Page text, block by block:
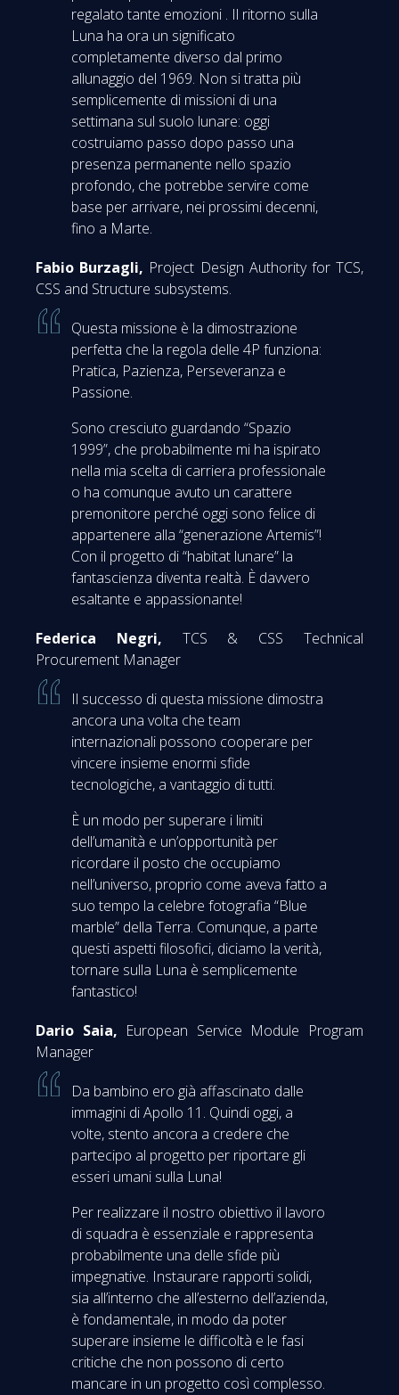
regalato tante emozioni . Il ritorno sulla
Luna ha ora un significato
completamente diverso dal primo
allunaggio del 1969. Non si tratta più
semplicemente di missioni di una
settimana sul suolo lunare: oggi
costruiamo passo dopo passo una
presenza permanente nello spazio
profondo, che potrebbe servire come
base per arrivare, nei prossimi decenni,
fino a Marte.
Fabio Burzagli, Project Design Authority for TCS,
CSS and Structure subsystems.
Questa missione è la dimostrazione
perfetta che la regola delle 4P funziona:
Pratica, Pazienza, Perseveranza e
Passione.
Sono cresciuto guardando “Spazio
1999”, che probabilmente mi ha ispirato
nella mia scelta di carriera professionale
o ha comunque avuto un carattere
premonitore perché oggi sono felice di
appartenere alla “generazione Artemis”!
Con il progetto di “habitat lunare” la
fantascienza diventa realtà. È davvero
esaltante e appassionante!
Federica Negri, TCS & CSS Technical
Procurement Manager
Il successo di questa missione dimostra
ancora una volta che team
internazionali possono cooperare per
vincere insieme enormi sfide
tecnologiche, a vantaggio di tutti.
È un modo per superare i limiti
dell’umanità e un’opportunità per
ricordare il posto che occupiamo
nell’universo, proprio come aveva fatto a
suo tempo la celebre fotografia “Blue
marble” della Terra. Comunque, a parte
questi aspetti filosofici, diciamo la verità,
tornare sulla Luna è semplicemente
fantastico!
Dario Saia, European Service Module Program
Manager
Da bambino ero già affascinato dalle
immagini di Apollo 11. Quindi oggi, a
volte, stento ancora a credere che
partecipo al progetto per riportare gli
esseri umani sulla Luna!
Per realizzare il nostro obiettivo il lavoro
di squadra è essenziale e rappresenta
probabilmente una delle sfide più
impegnative. Instaurare rapporti solidi,
sia all’interno che all’esterno dell’azienda,
è fondamentale, in modo da poter
superare insieme le difficoltà e le fasi
critiche che non possono di certo
mancare in un progetto così complesso.